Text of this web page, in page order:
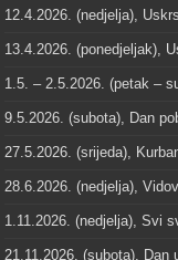
12.4.2026. (nedjelja),
13.4.2026. (ponedjeljak),
1.5. – 2.5.2026. (petak –
9.5.2026. (subota), Dan
27.5.2026. (srijeda),
28.6.2026. (nedjelja),
1.11.2026. (nedjelja), Svi
21.11.2026. (subota), Dan